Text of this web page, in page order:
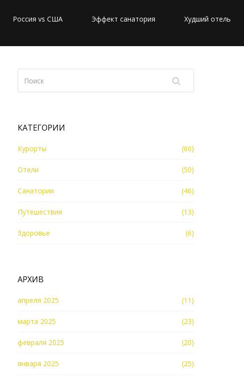
Россия vs США Эффект санатория Худший отель
КАТЕГОРИИ
Курорты (60)
Отели (50)
Санатории (46)
Путешествия (13)
Здоровье (6)
АРХИВ
апреля 2025 (11)
марта 2025 (23)
февраля 2025 (20)
января 2025 (25)